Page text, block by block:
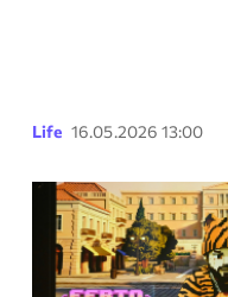
Life 16.05.2026 13:00